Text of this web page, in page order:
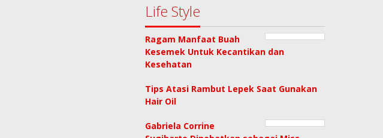
Life Style
Ragam Manfaat Buah
Kesemek Untuk Kecantikan dan
Kesehatan
Tips Atasi Rambut Lepek Saat Gunakan
Hair Oil
Gabriela Corrine